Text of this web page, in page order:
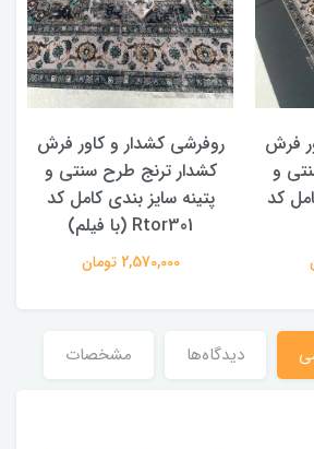
فرش
و
کامل کد
روفرشی کشدار و کاور فرش
کشدار ترنج طرح سنتی و
پتینه سایز بندی کامل کد
Rtor301 (با فیلم)
2,570,000 تومان
دیدگاه‌ها مشخصات